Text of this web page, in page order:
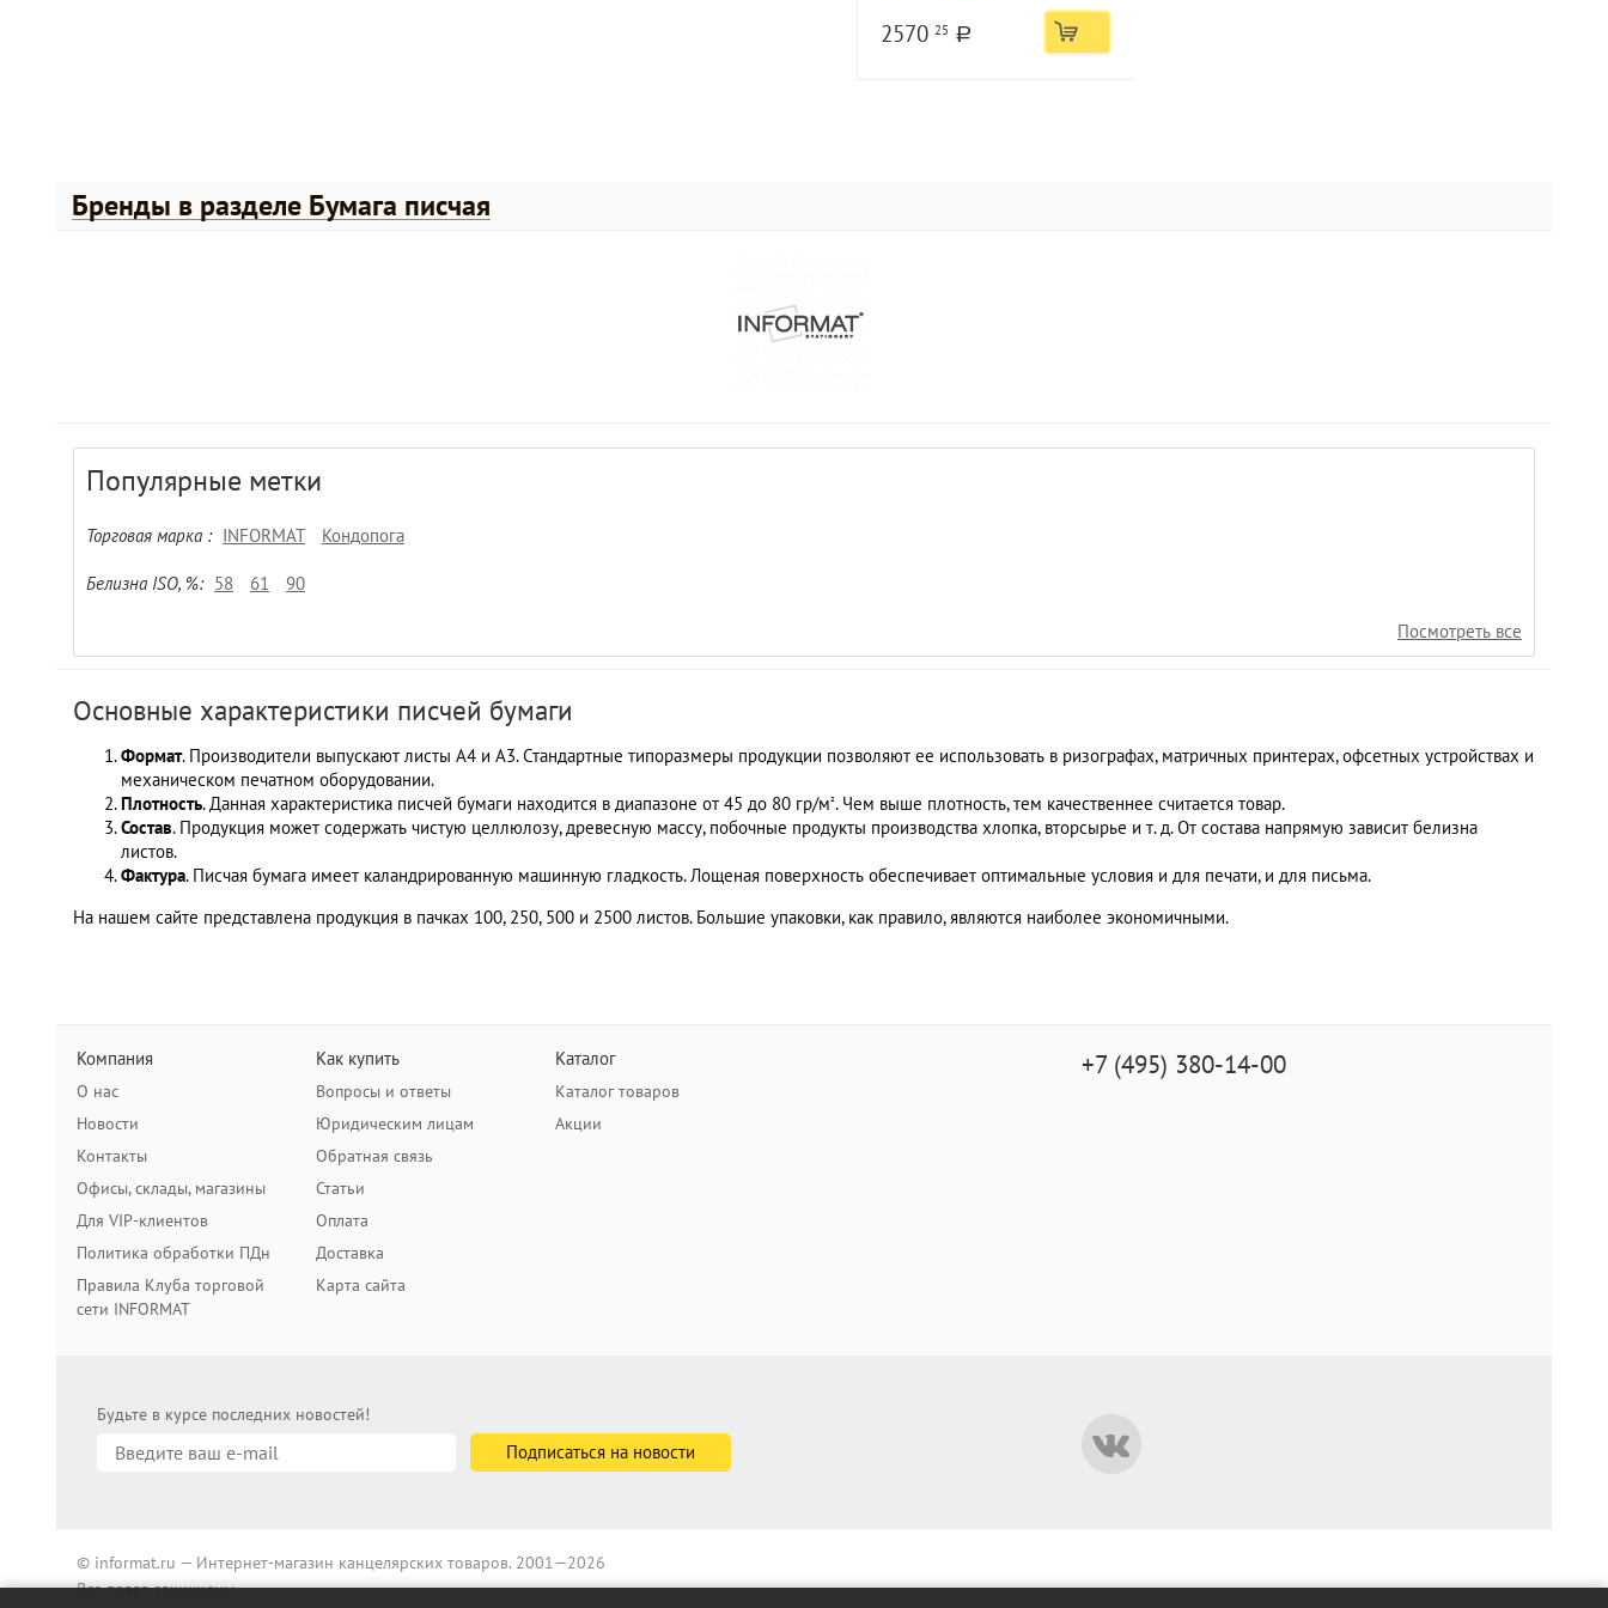
2570 25 a
Бренды в разделе Бумага писчая
Популярные метки
Торговая марка : INFORMAT Кондопога
Белизна ISO, %: 58 61 90
Посмотреть все
Основные характеристики писчей бумаги
Формат. Производители выпускают листы А4 и А3. Стандартные типоразмеры продукции позволяют ее использовать в ризографах, матричных принтерах, офсетных устройствах и
механическом печатном оборудовании.
Плотность. Данная характеристика писчей бумаги находится в диапазоне от 45 до 80 гр/м². Чем выше плотность, тем качественнее считается товар.
Состав. Продукция может содержать чистую целлюлозу, древесную массу, побочные продукты производства хлопка, вторсырье и т. д. От состава напрямую зависит белизна
листов.
Фактура. Писчая бумага имеет каландрированную машинную гладкость. Лощеная поверхность обеспечивает оптимальные условия и для печати, и для письма.
На нашем сайте представлена продукция в пачках 100, 250, 500 и 2500 листов. Большие упаковки, как правило, являются наиболее экономичными.
Компания
О нас
Новости
Контакты
Офисы, склады, магазины
Для VIP-клиентов
Политика обработки ПДн
Правила Клуба торговой
сети INFORMAT
Как купить
Вопросы и ответы
Юридическим лицам
Обратная связь
Статьи
Оплата
Доставка
Карта сайта
Каталог
Каталог товаров
Акции
+7 (495) 380-14-00
Будьте в курсе последних новостей!
© informat.ru — Интернет-магазин канцелярских товаров. 2001—2026
Все права защищены